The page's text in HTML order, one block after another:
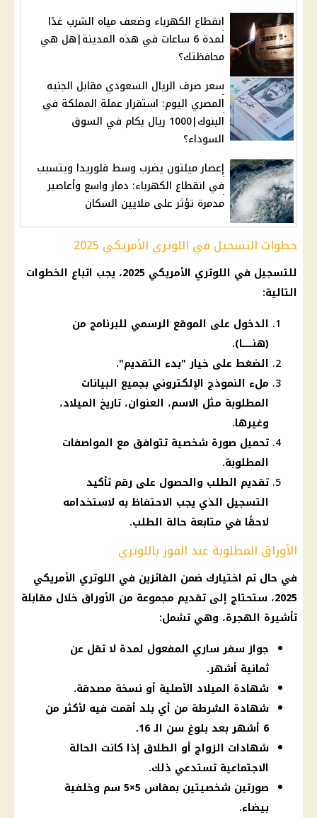
انقطاع الكهرباء وضعف مياه الشرب غدًا
لمدة 6 ساعات في هذه المدينة|هل هي
محافظتك؟
سعر صرف الريال السعودي مقابل الجنيه
المصري اليوم: استقرار عملة المملكة في
البنوك|1000 ريال بكام في السوق
السوداء؟
إعصار ميلتون يضرب وسط فلوريدا ويتسبب
في انقطاع الكهرباء: دمار واسع وأعاصير
مدمرة تؤثر على ملايين السكان
خطوات التسجيل في اللوتري الأمريكي 2025
للتسجيل في اللوتري الأمريكي 2025، يجب اتباع الخطوات
التالية:
الدخول على الموقع الرسمي للبرنامج من
(هنـــــــا).
الضغط على خيار "بدء التقديم".
ملء النموذج الإلكتروني بجميع البيانات
المطلوبة مثل الاسم، العنوان، تاريخ الميلاد،
وغيرها.
تحميل صورة شخصية تتوافق مع المواصفات
المطلوبة.
تقديم الطلب والحصول على رقم تأكيد
التسجيل الذي يجب الاحتفاظ به لاستخدامه
لاحقًا في متابعة حالة الطلب.
الأوراق المطلوبة عند الفوز باللوتري
في حال تم اختيارك ضمن الفائزين في اللوتري الأمريكي
2025، ستحتاج إلى تقديم مجموعة من الأوراق خلال مقابلة
تأشيرة الهجرة، وهي تشمل:
جواز سفر ساري المفعول لمدة لا تقل عن
ثمانية أشهر.
شهادة الميلاد الأصلية أو نسخة مصدقة.
شهادة الشرطة من أي بلد أقمت فيه لأكثر من
6 أشهر بعد بلوغ سن الـ 16.
شهادات الزواج أو الطلاق إذا كانت الحالة
الاجتماعية تستدعي ذلك.
صورتين شخصيتين بمقاس 5×5 سم وخلفية
بيضاء.